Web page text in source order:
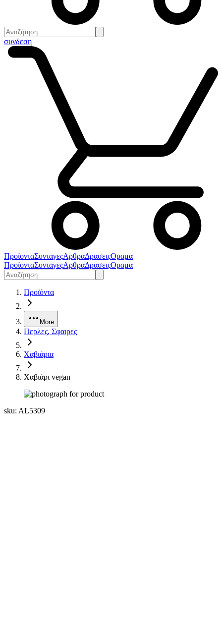
συνδεση
ΠροϊονταΣυνταγεςΑρθραΔρασειςΟραμα
ΠροϊονταΣυνταγεςΑρθραΔρασειςΟραμα
Προϊόντα
More
Περλες, Σφαιρες
Χαβιάρια
Χαβιάρι vegan
sku: AL5309